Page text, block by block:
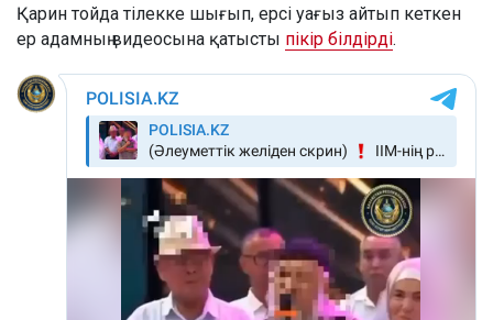
Қарин тойда тілекке шығып, ерсі уағыз айтып кеткен
ер адамның видеосына қатысты пікір білдірді.